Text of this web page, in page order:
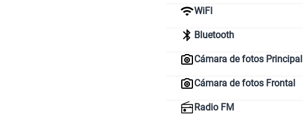
WiFI
Bluetooth
Cámara de fotos Principal
Cámara de fotos Frontal
Radio FM